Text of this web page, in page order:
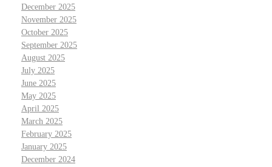
December 2025
November 2025
October 2025
September 2025
August 2025
July 2025
June 2025
May 2025
April 2025
March 2025
February 2025
January 2025
December 2024